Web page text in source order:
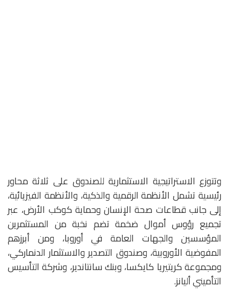
وتتوزع الاستراتيجية الاستثمارية للصندوق على ثلاثة محاور
رئيسية تشمل الأنظمة الرقمية والذكية، والأنظمة الفيزيائية،
إلى جانب قطاعات صحة الإنسان وحماية كوكب الأرض، عبر
تجميع رؤوس أموال ضخمة تضم نخبة من المستثمرين
المؤسسين والجهات العامة في أوروبا، ومن أبرزهم
المفوضية الأوروبية، وصندوق التصدير والاستثمار الدنماركي،
ومجموعة كريتيريا كايكسا، وبنك سانتاندير، وشركة التأسيس
التأميني أليانز.